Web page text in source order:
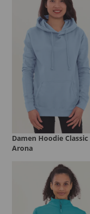
Damen Hoodie Classic
Arona